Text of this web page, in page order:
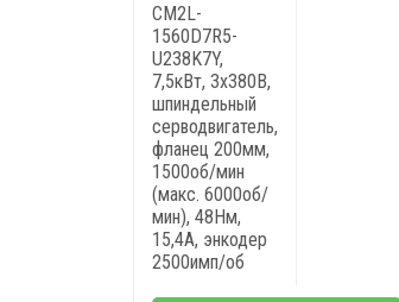
CM2L-
1560D7R5-
U238K7Y,
7,5кВт, 3х380В,
шпиндельный
серводвигатель,
фланец 200мм,
1500об/мин
(макс. 6000об/
мин), 48Нм,
15,4A, энкодер
2500имп/об